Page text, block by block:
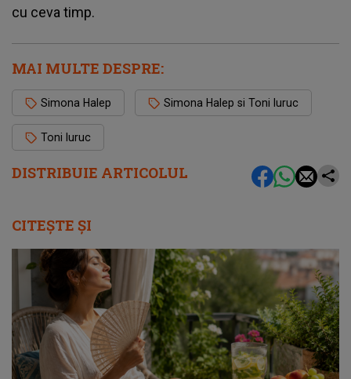
DISTRIBUIE ARTICOLUL
cu ceva timp.
MAI MULTE DESPRE:
Simona Halep Simona Halep si Toni Iuruc
Toni Iuruc
CITEȘTE ȘI